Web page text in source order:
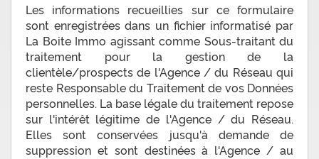
Les informations recueillies sur ce formulaire
sont enregistrées dans un fichier informatisé par
La Boite Immo agissant comme Sous-traitant du
traitement pour la gestion de la
clientèle/prospects de l'Agence / du Réseau qui
reste Responsable du Traitement de vos Données
personnelles. La base légale du traitement repose
sur l'intérêt légitime de l'Agence / du Réseau.
Elles sont conservées jusqu'à demande de
suppression et sont destinées à l'Agence / au